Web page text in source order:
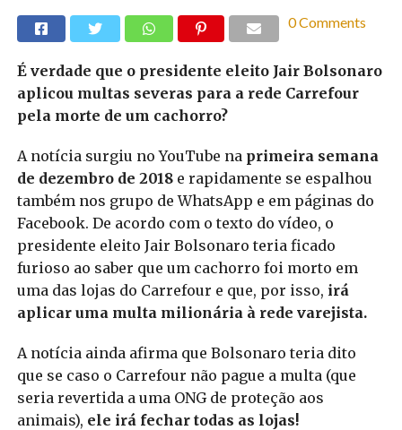
0 Comments
É verdade que o presidente eleito Jair Bolsonaro
aplicou multas severas para a rede Carrefour
pela morte de um cachorro?
A notícia surgiu no YouTube na primeira semana
de dezembro de 2018e rapidamente se espalhou
também nos grupo de WhatsApp e em páginas do
Facebook. De acordo com o texto do vídeo, o
presidente eleito Jair Bolsonaro teria ficado
furioso ao saber que um cachorro foi morto em
uma das lojas do Carrefour e que, por isso, irá
aplicar uma multa milionária à rede varejista.
A notícia ainda afirma que Bolsonaro teria dito
que se caso o Carrefour não pague a multa (que
seria revertida a uma ONG de proteção aos
animais), ele irá fechar todas as lojas!